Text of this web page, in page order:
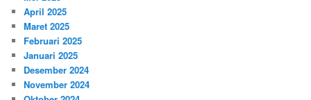
April 2025
Maret 2025
Februari 2025
Januari 2025
Desember 2024
November 2024